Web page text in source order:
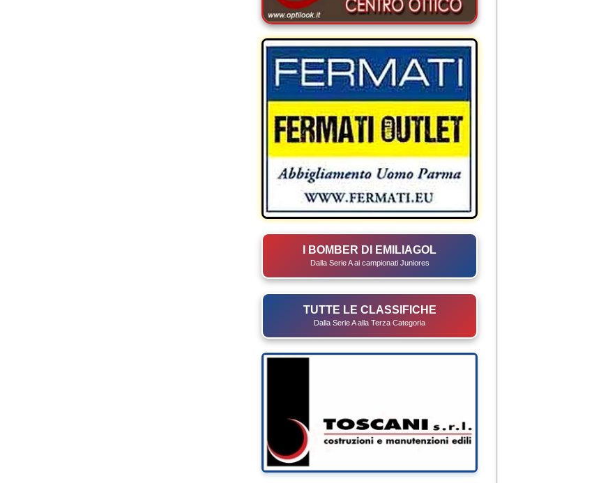
I BOMBER DI EMILIAGOL
Dalla Serie A ai campionati Juniores
TUTTE LE CLASSIFICHE
Dalla Serie A alla Terza Categoria